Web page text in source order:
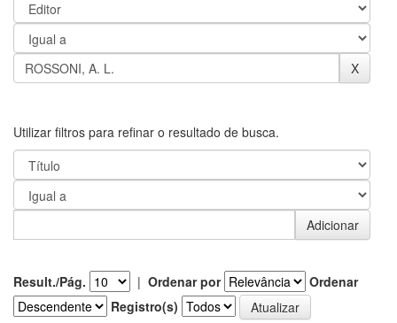
Utilizar filtros para refinar o resultado de busca.
Result./Pág. | Ordenar por
Ordenar
Registro(s)